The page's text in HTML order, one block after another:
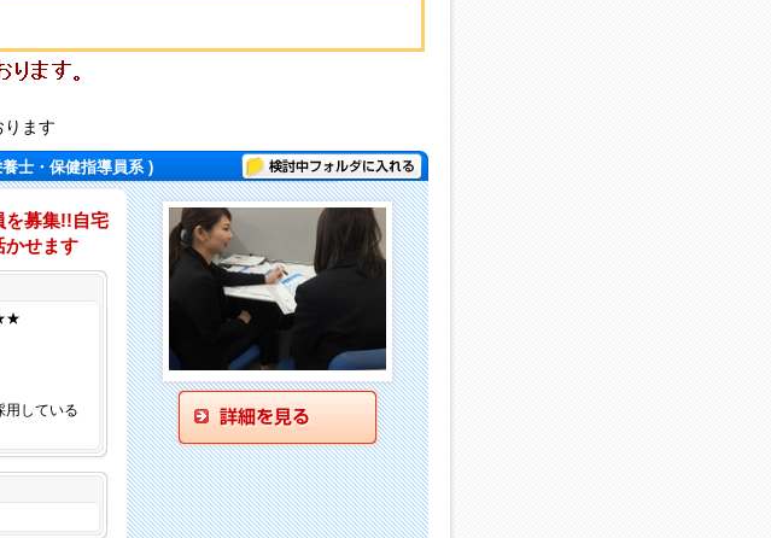
ます
士・保健指導員系 ) 検討中フォルダに入れる
を募集!!自宅
かせます
用している